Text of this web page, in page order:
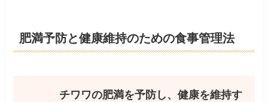
肥満予防と健康維持のための食事管理法
チワワの肥満を予防し、健康を維持す